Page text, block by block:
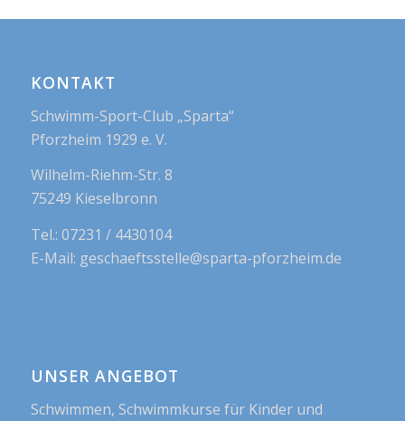
KONTAKT
Schwimm-Sport-Club „Sparta“
Pforzheim 1929 e. V.
Wilhelm-Riehm-Str. 8
75249 Kieselbronn
Tel.: 07231 / 4430104
E-Mail: geschaeftsstelle@sparta-pforzheim.de
UNSER ANGEBOT
Schwimmen, Schwimmkurse für Kinder und